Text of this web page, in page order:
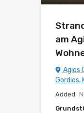
am
Agios
Gordios,
Added: